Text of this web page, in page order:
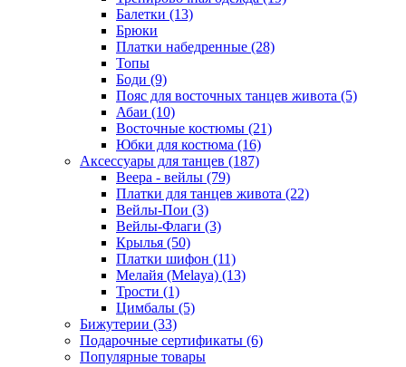
Балетки (13)
Брюки
Платки набедренные (28)
Топы
Боди (9)
Пояс для восточных танцев живота (5)
Абаи (10)
Восточные костюмы (21)
Юбки для костюма (16)
Аксессуары для танцев (187)
Веера - вейлы (79)
Платки для танцев живота (22)
Вейлы-Пои (3)
Вейлы-Флаги (3)
Крылья (50)
Платки шифон (11)
Мелайя (Melaya) (13)
Трости (1)
Цимбалы (5)
Бижутерии (33)
Подарочные сертификаты (6)
Популярные товары